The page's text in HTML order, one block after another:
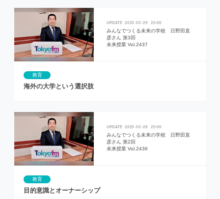
2023 03 29 20:00
みんなでつくる未来の学校 日野田直
彦さん 第3回
未来授業 Vol.2437
教育
海外の大学という選択肢
2023 03 28 20:00
みんなでつくる未来の学校 日野田直
彦さん 第2回
未来授業 Vol.2436
教育
目的意識とオーナーシップ